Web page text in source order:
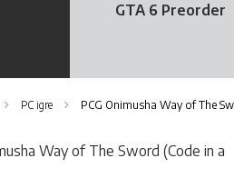
GTA 6 Preorder
PC igre PCG Onimusha Way of The